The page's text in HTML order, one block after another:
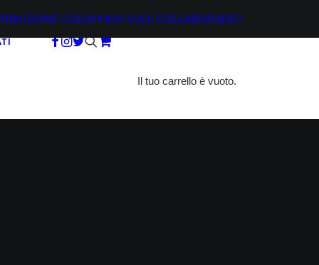
COLOPHON VUOI COLLABORARE?
Il tuo carrello è vuoto.